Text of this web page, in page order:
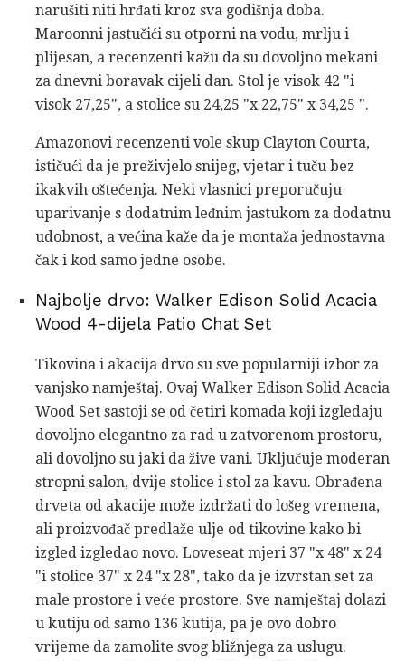
narušiti niti hrđati kroz sva godišnja doba.
Maroonni jastučići su otporni na vodu, mrlju i
plijesan, a recenzenti kažu da su dovoljno mekani
za dnevni boravak cijeli dan. Stol je visok 42 "i
visok 27,25", a stolice su 24,25 "x 22,75" x 34,25 ".
Amazonovi recenzenti vole skup Clayton Courta,
ističući da je preživjelo snijeg, vjetar i tuču bez
ikakvih oštećenja. Neki vlasnici preporučuju
uparivanje s dodatnim leđnim jastukom za dodatnu
udobnost, a većina kaže da je montaža jednostavna
čak i kod samo jedne osobe.
Najbolje drvo: Walker Edison Solid Acacia
Wood 4-dijela Patio Chat Set
Tikovina i akacija drvo su sve popularniji izbor za
vanjsko namještaj. Ovaj Walker Edison Solid Acacia
Wood Set sastoji se od četiri komada koji izgledaju
dovoljno elegantno za rad u zatvorenom prostoru,
ali dovoljno su jaki da žive vani. Uključuje moderan
stropni salon, dvije stolice i stol za kavu. Obrađena
drveta od akacije može izdržati do lošeg vremena,
ali proizvođač predlaže ulje od tikovine kako bi
izgled izgledao novo. Loveseat mjeri 37 "x 48" x 24
"i stolice 37" x 24 "x 28", tako da je izvrstan set za
male prostore i veće prostore. Sve namještaj dolazi
u kutiju od samo 136 kutija, pa je ovo dobro
vrijeme da zamolite svog bližnjega za uslugu.